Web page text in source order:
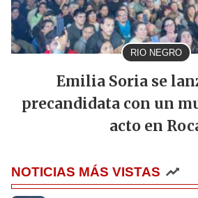
RIO NEGRO
Emilia Soria se
precandidata con un
acto en
NOTICIAS MÁS VISTAS